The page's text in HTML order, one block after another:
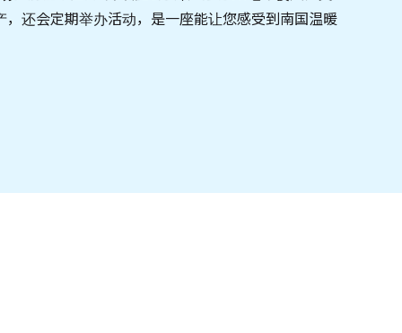
还会定期举办活动，是一座能让您感受到南国温暖